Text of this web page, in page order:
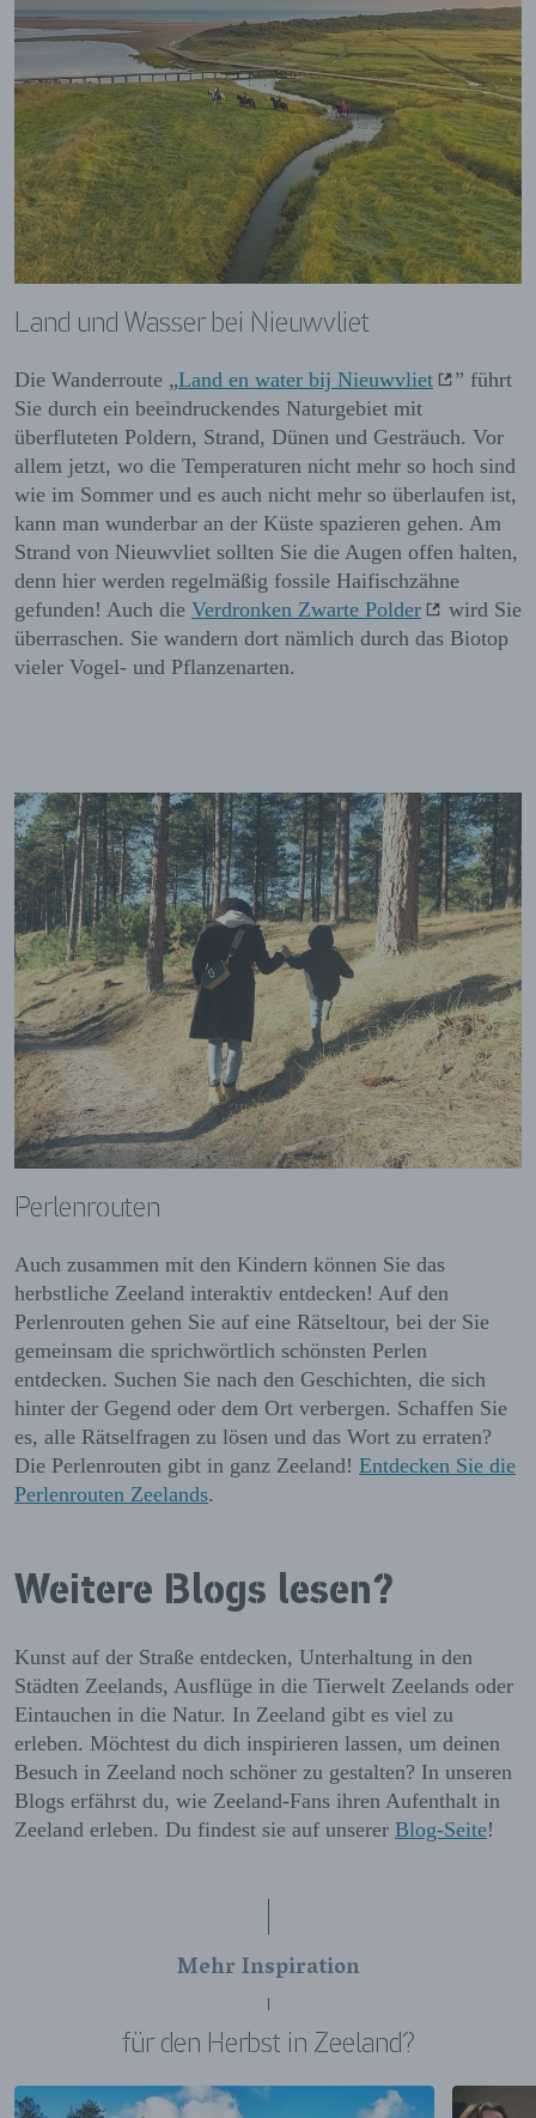
Land und Wasser bei Nieuwvliet
Die Wanderroute „Land en water bij Nieuwvliet ” führt
Sie durch ein beeindruckendes Naturgebiet mit
überfluteten Poldern, Strand, Dünen und Gesträuch. Vor
allem jetzt, wo die Temperaturen nicht mehr so hoch sind
wie im Sommer und es auch nicht mehr so überlaufen ist,
kann man wunderbar an der Küste spazieren gehen. Am
Strand von Nieuwvliet sollten Sie die Augen offen halten,
denn hier werden regelmäßig fossile Haifischzähne
gefunden! Auch die Verdronken Zwarte Polder
wird Sie
überraschen. Sie wandern dort nämlich durch das Biotop
vieler Vogel- und Pflanzenarten.
Perlenrouten
Auch zusammen mit den Kindern können Sie das
herbstliche Zeeland interaktiv entdecken! Auf den
Perlenrouten gehen Sie auf eine Rätseltour, bei der Sie
gemeinsam die sprichwörtlich schönsten Perlen
entdecken. Suchen Sie nach den Geschichten, die sich
hinter der Gegend oder dem Ort verbergen. Schaffen Sie
es, alle Rätselfragen zu lösen und das Wort zu erraten?
Die Perlenrouten gibt in ganz Zeeland! Entdecken Sie die
Perlenrouten Zeelands.
Weitere Blogs lesen?
Kunst auf der Straße entdecken, Unterhaltung in den
Städten Zeelands, Ausflüge in die Tierwelt Zeelands oder
Eintauchen in die Natur. In Zeeland gibt es viel zu
erleben. Möchtest du dich inspirieren lassen, um deinen
Besuch in Zeeland noch schöner zu gestalten? In unseren
Blogs erfährst du, wie Zeeland-Fans ihren Aufenthalt in
Zeeland erleben. Du findest sie auf unserer Blog-Seite!
Mehr Inspiration
für den Herbst in Zeeland?